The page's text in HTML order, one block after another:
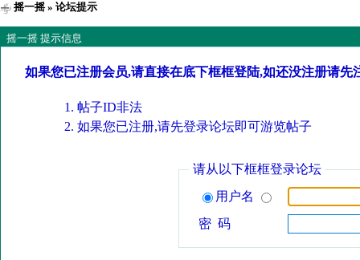
摇一摇» 论坛提示
摇一摇 提示信息
如果您已注册会员,请直接在底下框框登陆,如还没注册请先
帖子ID非法
如果您已注册,请先登录论坛即可游览帖子
请从以下框框登录论坛
用户名
密 码